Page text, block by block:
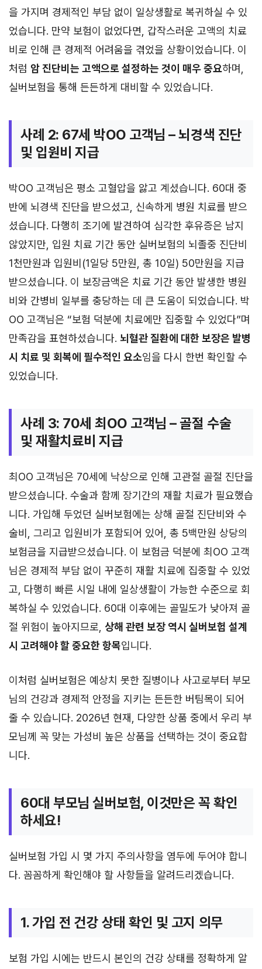
을 가지며 경제적인 부담 없이 일상생활로 복귀하실 수 있
었습니다. 만약 보험이 없었다면, 갑작스러운 고액의 치료
비로 인해 큰 경제적 어려움을 겪었을 상황이었습니다. 이
처럼 암 진단비는 고액으로 설정하는 것이 매우 중요하며,
실버보험을 통해 든든하게 대비할 수 있었습니다.
사례 2: 67세 박OO 고객님 – 뇌경색 진단
및 입원비 지급
박OO 고객님은 평소 고혈압을 앓고 계셨습니다. 60대 중
반에 뇌경색 진단을 받으셨고, 신속하게 병원 치료를 받으
셨습니다. 다행히 조기에 발견하여 심각한 후유증은 남지
않았지만, 입원 치료 기간 동안 실버보험의 뇌졸중 진단비
1천만원과 입원비(1일당 5만원, 총 10일) 50만원을 지급
받으셨습니다. 이 보장금액은 치료 기간 동안 발생한 병원
비와 간병비 일부를 충당하는 데 큰 도움이 되었습니다. 박
OO 고객님은 “보험 덕분에 치료에만 집중할 수 있었다”며
만족감을 표현하셨습니다. 뇌혈관 질환에 대한 보장은 발병
시 치료 및 회복에 필수적인 요소임을 다시 한번 확인할 수
있었습니다.
사례 3: 70세 최OO 고객님 – 골절 수술
및 재활치료비 지급
최OO 고객님은 70세에 낙상으로 인해 고관절 골절 진단을
받으셨습니다. 수술과 함께 장기간의 재활 치료가 필요했습
니다. 가입해 두었던 실버보험에는 상해 골절 진단비와 수
술비, 그리고 입원비가 포함되어 있어, 총 5백만원 상당의
보험금을 지급받으셨습니다. 이 보험금 덕분에 최OO 고객
님은 경제적 부담 없이 꾸준히 재활 치료에 집중할 수 있었
고, 다행히 빠른 시일 내에 일상생활이 가능한 수준으로 회
복하실 수 있었습니다. 60대 이후에는 골밀도가 낮아져 골
절 위험이 높아지므로, 상해 관련 보장 역시 실버보험 설계
시 고려해야 할 중요한 항목입니다.
이처럼 실버보험은 예상치 못한 질병이나 사고로부터 부모
님의 건강과 경제적 안정을 지키는 든든한 버팀목이 되어
줄 수 있습니다. 2026년 현재, 다양한 상품 중에서 우리 부
모님께 꼭 맞는 가성비 높은 상품을 선택하는 것이 중요합
니다.
60대 부모님 실버보험, 이것만은 꼭 확인
하세요!
실버보험 가입 시 몇 가지 주의사항을 염두에 두어야 합니
다. 꼼꼼하게 확인해야 할 사항들을 알려드리겠습니다.
1. 가입 전 건강 상태 확인 및 고지 의무
보험 가입 시에는 반드시 본인의 건강 상태를 정확하게 알